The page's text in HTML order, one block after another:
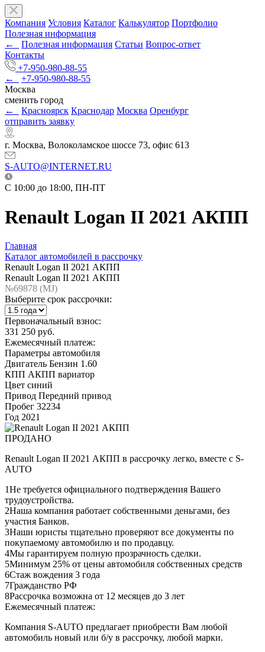
Компания Условия Каталог Калькулятор Портфолио
Полезная информация
←
Полезная информация Статьи Вопрос-ответ
Контакты
+7-950-980-88-55
←
+7-950-980-88-55
Москва
сменить город
←
Красноярск Краснодар Москва Оренбург
отправить заявку
г. Москва, Волоколамское шоссе 73, офис 613
S-AUTO@INTERNET.RU
C 10:00 до 18:00, ПН-ПТ
Renault Logan II 2021 АКПП
Главная
Каталог автомобилей в рассрочку
Renault Logan II 2021 АКПП
Renault Logan II 2021 АКПП
№69878 (МJ)
Выберите срок рассрочки:
Первоначальный взнос:
331 250 руб.
Ежемесячный платеж:
Параметры автомобиля
Двигатель Бензин 1.60
КПП АКПП вариатор
Цвет синий
Привод Передний привод
Пробег 32234
Год 2021
ПРОДАНО
Renault Logan II 2021 АКПП в рассрочку легко, вместе с S-
AUTO
1Не требуется официального подтверждения Вашего
трудоустройства.
2Наша компания работает собственными деньгами, без
участия Банков.
3Наши юристы тщательно проверяют все документы по
покупаемому автомобилю и по продавцу.
4Мы гарантируем полную прозрачность сделки.
5Минимум 25% от цены автомобиля собственных средств
6Стаж вождения 3 года
7Гражданство РФ
8Рассрочка возможна от 12 месяцев до 3 лет
Ежемесячный платеж:
Компания S-AUTO предлагает приобрести Вам любой
автомобиль новый или б/у в рассрочку, любой марки.